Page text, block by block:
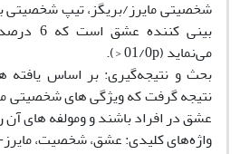
شخصیتی مایرز/بریگز، تیپ شخصیتی
بینی
می‌نماید (01/0p <).
بحث و نتیجه‌گیری: بر اساس یافته
نتیجه گرفت که ویژگی های شخصیتی
عشق در افراد باشند و ومولفه های آن
واژه‌های کلیدی: عشق، شخصیت،